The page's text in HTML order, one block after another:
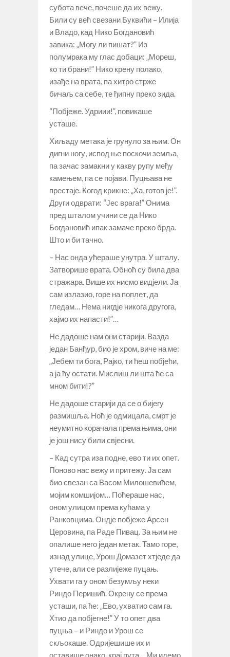
субота вече, почеше да их вежу.
Били су већ свезани Буквићи – Илија
и Владо, кад Нико Богдановић
завика: „Могу ли пишат?” Из
полумрака му глас добаци: „Мореш,
ко ти брани!” Нико крену полако,
изађе на врата, па хитро стрже
бичаљ са себе, те ђипну преко зида.
“Побјеже. Удриии!”, повикаше
усташе.
Хиљаду метака је грунуло за њим. Он
дигни ногу, испод ње поскочи земља,
па зачас замакни у какву рупу међу
камењем, па се појави. Пуцњава не
престаје. Когод крикне: „Ха, готов је!”.
Други одврати: “Јес врага!” Онима
пред шталом учини се да Нико
Богдановић ипак замаче преко брда.
Што и би тачно.
– Нас онда ућераше унутра. У шталу.
Затворише врата. Обноћ су била два
стражара. Више их нисмо видјели. Ја
сам излазио, горе на поплет, да
гледам… Нема нигдје никога другога,
хајмо их напасти!”…
Не дадоше нам они старији. Вазда
један Банђур, био је хром, виче на ме:
„Јебем ти бога, Рајко, ти ћеш побјећи,
а ја ћу остати. Мислиш ли шта ће са
мном бити!?”
Не дадоше старији да се о бијегу
размишља. Ноћ је одмицала, смрт је
неумитно корачала према њима, они
је још нису били свјесни.
– Кад сутра иза подне, ево ти их опет.
Поново нас вежу и притежу. Ја сам
био свезан са Васом Милошевићем,
мојим комшијом… Поћераше нас,
оном улицом према кућама у
Ранковцима. Ондје побјеже Арсен
Церовина, па Раде Пивац. За њим не
опалише него један метак. Тамо горе,
изнад улице, Урош Домазет хтједе да
утече, али се разлијеже пуцањ.
Ухвати га у оном безумљу неки
Риндо Перишић. Окрену се према
усташи, па ће: „Ево, ухватио сам га.
Хтио да побјегне!” У то опет два
пуцња – и Риндо и Урош се
скљокаше. Одријешише их и
оставише онако, крај пута… Ми идемо